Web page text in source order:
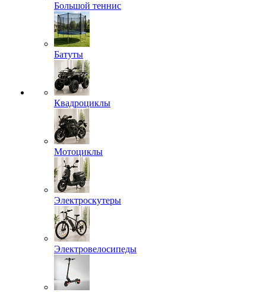
Большой теннис
Батуты
Квадроциклы
Мотоциклы
Электроскутеры
Электровелосипеды